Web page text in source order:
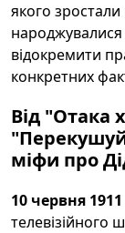
якого зростали
народжувалися
відокремити
конкретних
Від "Отака
міфи про
10 червня
телевізійного